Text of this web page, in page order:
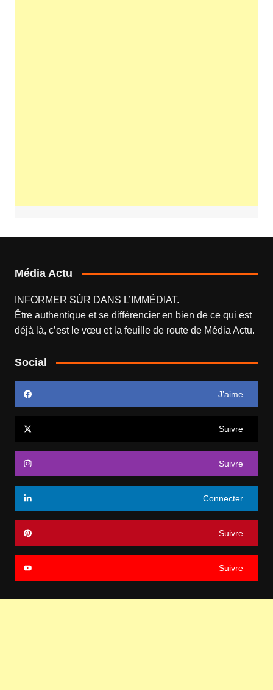
Média Actu
INFORMER SÛR DANS L’IMMÉDIAT.
Être authentique et se différencier en bien de ce qui est
déjà là, c’est le vœu et la feuille de route de Média Actu.
Social
J’aime
Suivre
Suivre
Connecter
Suivre
Suivre